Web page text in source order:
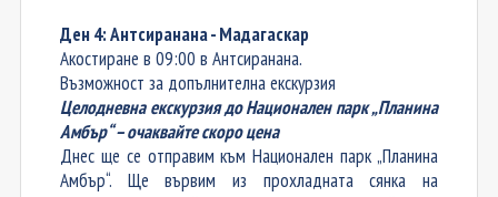
Ден 4: Антсиранана - Мадагаскар
Акостиране в 09:00 в Антсиранана.
Възможност за допълнителна екскурзия
Целодневна екскурзия до Национален парк „Планина
Амбър“ – очаквайте скоро цена
Днес ще се отправим към Национален парк „Планина
Амбър“. Ще вървим из прохладната сянка на